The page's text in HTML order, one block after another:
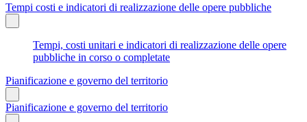
Tempi costi e indicatori di realizzazione delle opere pubbliche
Tempi, costi unitari e indicatori di realizzazione delle opere
pubbliche in corso o completate
Pianificazione e governo del territorio
Pianificazione e governo del territorio